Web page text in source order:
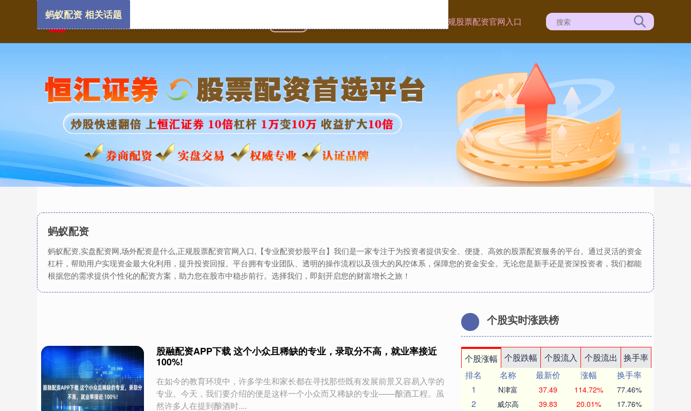
正规股票配资官网入口
蚂蚁配资
蚂蚁配资,实盘配资网,场外配资是什么,正规股票配资官网入口,【专业配资炒股平台】我们是一家专注于为投资者提供安全、便捷、高效的股票配资服务的平台。通过灵活的资金
杠杆，帮助用户实现资金最大化利用，提升投资回报。平台拥有专业团队、透明的操作流程以及强大的风控体系，保障您的资金安全。无论您是新手还是资深投资者，我们都能
根据您的需求提供个性化的配资方案，助力您在股市中稳步前行。选择我们，即刻开启您的财富增长之旅！
蚂蚁配资 相关话题
股融配资APP下载 这个小众且稀缺的专业，录取分不高，就业率接近
100%!
在如今的教育环境中，许多学生和家长都在寻找那些既有发展前景又容易入学的
专业。今天，我们要介绍的便是这样一个小众而又稀缺的专业——酿酒工程。虽
然许多人在提到酿酒时....
个股实时涨跌榜
个股涨幅 个股跌幅 个股流入 个股流出
换手率
排名
名称 最新价 涨幅
换手率
1
N津富 37.49 114.72% 77.46%
2 威尔高 39.83 20.01% 17.76%